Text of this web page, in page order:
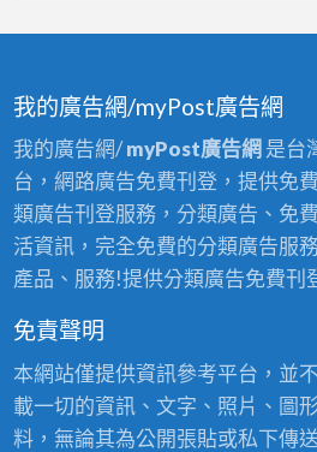
我的廣告網/myPost廣告網
我的廣告網/myPost廣告網 是台
台，網路廣告免費刊登，提供免
類廣告刊登服務，分類廣告、免
活資訊，完全免費的分類廣告服
產品、服務!提供分類廣告免費刊
免責聲明
本網站僅提供資訊參考平台，並
載一切的資訊、文字、照片、圖
料，無論其為公開張貼或私下傳